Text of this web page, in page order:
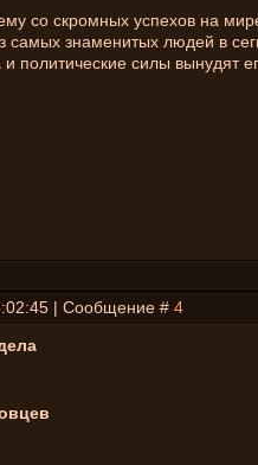
со скромных успехов на
самых знаменитых людей в
политические силы вынудят
| Сообщение # 4